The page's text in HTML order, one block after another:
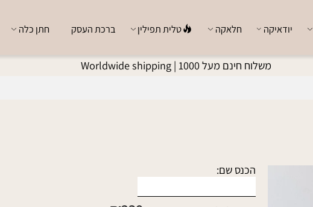
משלוח חינם מעל 1000 | Worldwide shipping
יודאיקה חלאקה טלית תפילין ברכת העסק חתן כלה
הכנס שם: